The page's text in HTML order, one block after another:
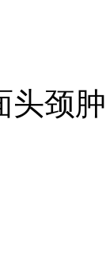
头颈